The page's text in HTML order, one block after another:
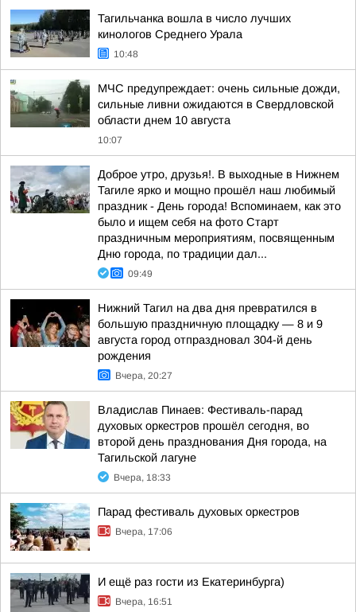
Тагильчанка вошла в число лучших
кинологов Среднего Урала
10:48
МЧС предупреждает: очень сильные дожди,
сильные ливни ожидаются в Свердловской
области днем 10 августа
10:07
Доброе утро, друзья!. В выходные в Нижнем
Тагиле ярко и мощно прошёл наш любимый
праздник - День города! Вспоминаем, как это
было и ищем себя на фото Cтарт
праздничным мероприятиям, посвященным
Дню города, по традиции дал...
09:49
Нижний Тагил на два дня превратился в
большую праздничную площадку — 8 и 9
августа город отпраздновал 304-й день
рождения
Вчера, 20:27
Владислав Пинаев: Фестиваль-парад
духовых оркестров прошёл сегодня, во
второй день празднования Дня города, на
Тагильской лагуне
Вчера, 18:33
Парад фестиваль духовых оркестров
Вчера, 17:06
И ещё раз гости из Екатеринбурга)
Вчера, 16:51